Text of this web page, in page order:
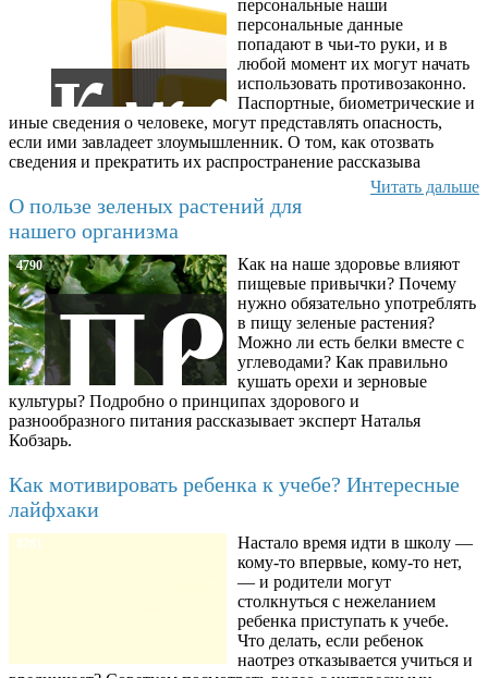
персональные наши
персональные данные
попадают в чьи-то руки, и в
любой момент их могут начать
использовать противозаконно.
Паспортные, биометрические и
иные сведения о человеке, могут представлять опасность,
если ими завладеет злоумышленник. О том, как отозвать
сведения и прекратить их распространение рассказыва
Читать дальше
О пользе зеленых растений для
нашего организма
4790
Как на наше здоровье влияют
пищевые привычки? Почему
нужно обязательно употреблять
в пищу зеленые растения?
Можно ли есть белки вместе с
углеводами? Как правильно
кушать орехи и зерновые
культуры? Подробно о принципах здорового и
разнообразного питания рассказывает эксперт Наталья
Кобзарь.
Как мотивировать ребенка к учебе? Интересные
лайфхаки
8781
Настало время идти в школу —
кому-то впервые, кому-то нет,
— и родители могут
столкнуться с нежеланием
ребенка приступать к учебе.
Что делать, если ребенок
наотрез отказывается учиться и